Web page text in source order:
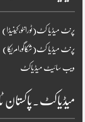
پرنٹ میڈیا کٹ(ٹورانٹو،کینیڈا)
پرنٹ میڈیا کٹ(شکاگو،امریکا)
ویب سائیٹ میڈیاکٹ
میڈیاکٹ۔پاکستان